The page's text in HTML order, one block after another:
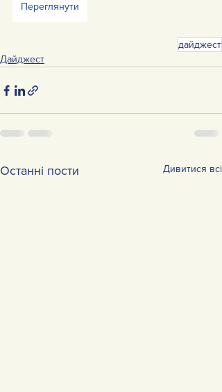
Переглянути
дайджест
Дайджест
Останні пости Дивитися всі